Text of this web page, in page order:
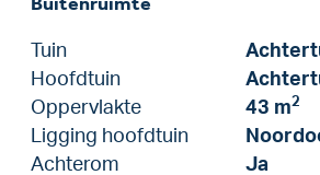
Tuin
Hoofdtuin
Oppervlakte
43 m2
Ligging hoofdtuin
Achterom
Ja